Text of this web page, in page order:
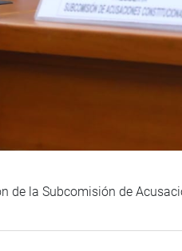
de la Subcomisión de